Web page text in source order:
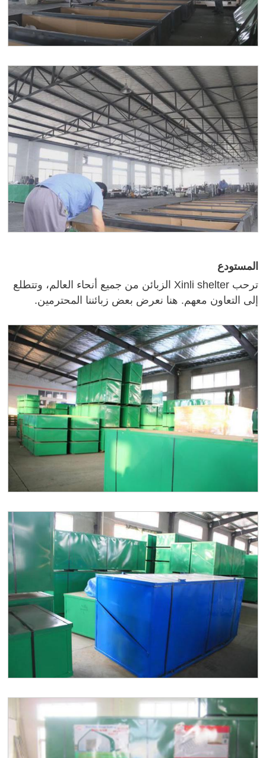
المستودع
ترحب Xinli shelter الزبائن من جميع أنحاء العالم، وتتطلع
إلى التعاون معهم. هنا نعرض بعض زبائننا المحترمين.